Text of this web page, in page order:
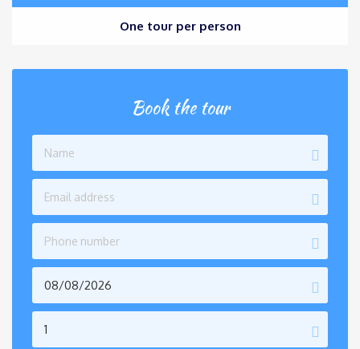
One tour per person
Book the tour